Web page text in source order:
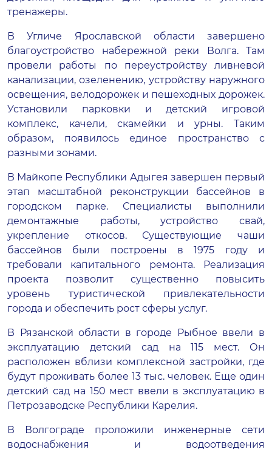
тренажеры.
В Угличе Ярославской области завершено
благоустройство набережной реки Волга. Там
провели работы по переустройству ливневой
канализации, озеленению, устройству наружного
освещения, велодорожек и пешеходных дорожек.
Установили парковки и детский игровой
комплекс, качели, скамейки и урны. Таким
образом, появилось единое пространство с
разными зонами.
В Майкопе Республики Адыгея завершен первый
этап масштабной реконструкции бассейнов в
городском парке. Специалисты выполнили
демонтажные работы, устройство свай,
укрепление откосов. Существующие чаши
бассейнов были построены в 1975 году и
требовали капитального ремонта. Реализация
проекта позволит существенно повысить
уровень туристической привлекательности
города и обеспечить рост сферы услуг.
В Рязанской области в городе Рыбное ввели в
эксплуатацию детский сад на 115 мест. Он
расположен вблизи комплексной застройки, где
будут проживать более 13 тыс. человек. Еще один
детский сад на 150 мест ввели в эксплуатацию в
Петрозаводске Республики Карелия.
В Волгограде проложили инженерные сети
водоснабжения и водоотведения